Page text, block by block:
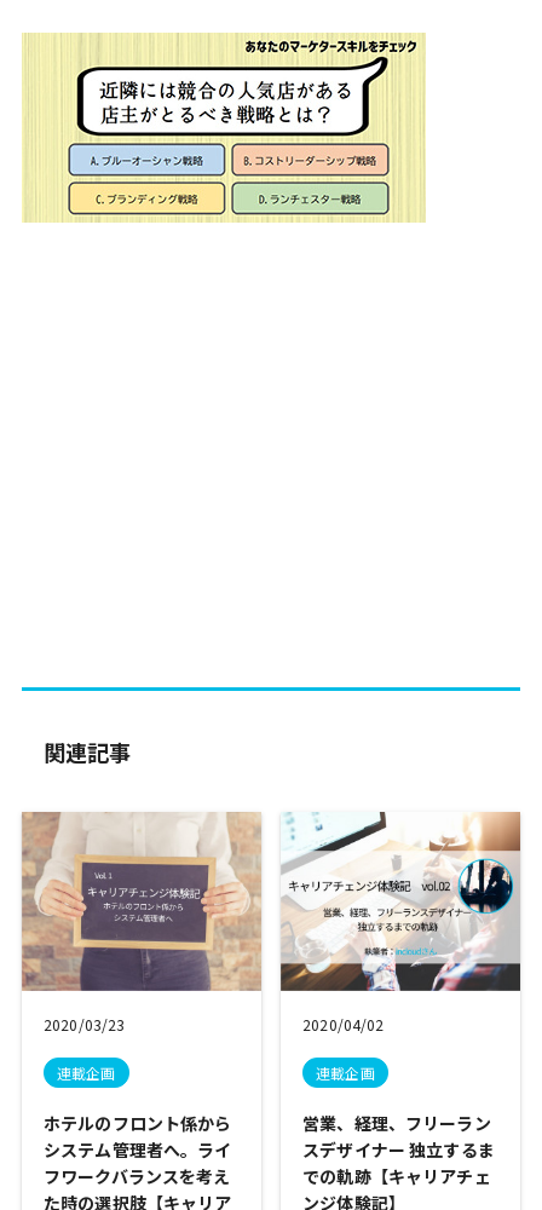
関連記事
2020/03/23
連載企画
ホテルのフロント係から
システム管理者へ。ライ
フワークバランスを考え
た時の選択肢【キャリア
2020/04/02
連載企画
営業、経理、フリーラン
スデザイナー 独立するま
での軌跡【キャリアチェ
ンジ体験記】